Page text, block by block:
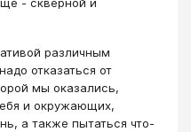
различным
отказаться от
мы оказались,
и окружающих,
а также пытаться что-